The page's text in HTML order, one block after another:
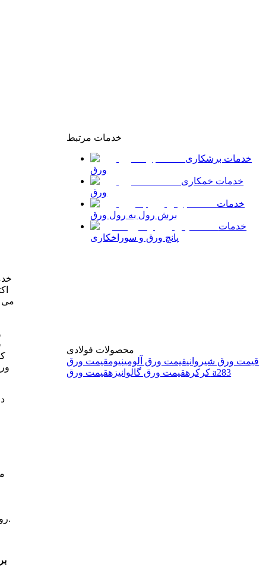
می‌
روغنی، استیل، گالوانیزه، رنگی و آلومینیوم است. مرکزآهن قادر به ارائه قطعات در ابعاد کوچک و بزرگ به صورت تخصصی و با دقت بالا است.
خدمات مرتبط
خدمات برشکاری
ورق
خدمات خمکاری
ورق
خدمات
برش رول به رول ورق
خدمات
پانچ ورق و سوراخکاری
محصولات فولادی
قیمت ورق شیروانیقیمت ورق آلومینیومقیمت ورق
کرکرهقیمت ورق گالوانیزه قیمت ورق a283